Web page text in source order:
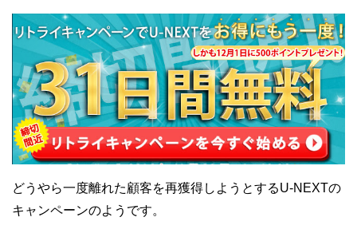
どうやら一度離れた顧客を再獲得しようとするU-NEXTの
キャンペーンのようです。